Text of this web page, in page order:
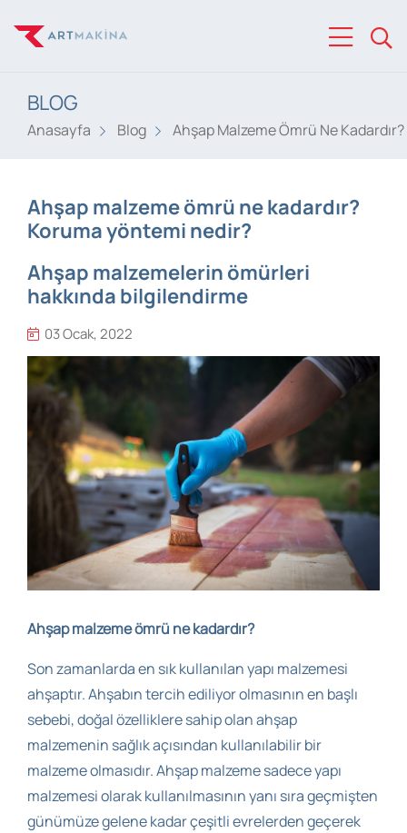
BLOG
Anasayfa Blog Ahşap Malzeme Ömrü Ne
Ahşap malzeme ömrü ne kadardır?
Koruma yöntemi nedir?
Ahşap malzemelerin ömürleri
hakkında bilgilendirme
03 Ocak, 2022
Ahşap malzeme ömrü ne kadardır?
Son zamanlarda en sık kullanılan yapı malzemesi
ahşaptır. Ahşabın tercih ediliyor olmasının en başlı
sebebi, doğal özelliklere sahip olan ahşap
malzemenin sağlık açısından kullanılabilir bir
malzeme olmasıdır. Ahşap malzeme sadece yapı
malzemesi olarak kullanılmasının yanı sıra geçmişten
günümüze gelene kadar çeşitli evrelerden geçerek